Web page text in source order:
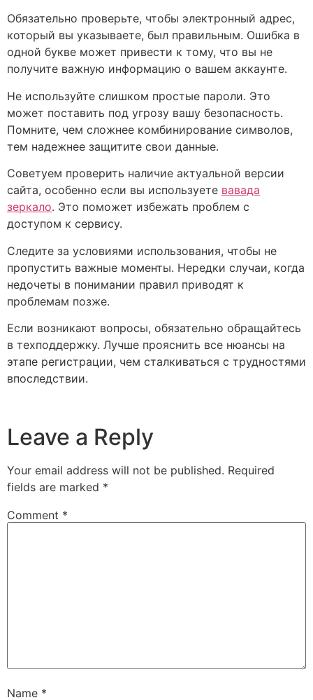
Обязательно проверьте, чтобы электронный адрес,
который вы указываете, был правильным. Ошибка в
одной букве может привести к тому, что вы не
получите важную информацию о вашем аккаунте.
Не используйте слишком простые пароли. Это
может поставить под угрозу вашу безопасность.
Помните, чем сложнее комбинирование символов,
тем надежнее защитите свои данные.
Советуем проверить наличие актуальной версии
сайта, особенно если вы используете вавада
зеркало. Это поможет избежать проблем с
доступом к сервису.
Следите за условиями использования, чтобы не
пропустить важные моменты. Нередки случаи, когда
недочеты в понимании правил приводят к
проблемам позже.
Если возникают вопросы, обязательно обращайтесь
в техподдержку. Лучше прояснить все нюансы на
этапе регистрации, чем сталкиваться с трудностями
впоследствии.
Leave a Reply
Your email address will not be published. Required
fields are marked *
Comment *
Name *